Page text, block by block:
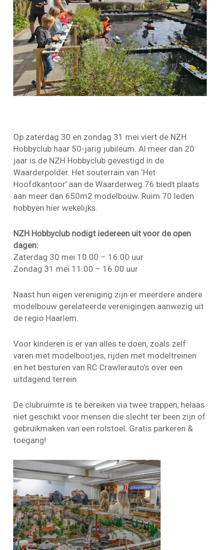
Op zaterdag 30 en zondag 31 mei viert de NZH
Hobbyclub haar 50-jarig jubileum. Al meer dan 20
jaar is de NZH Hobbyclub gevestigd in de
Waarderpolder. Het souterrain van ‘Het
Hoofdkantoor’ aan de Waarderweg 76 biedt plaats
aan meer dan 650m2 modelbouw. Ruim 70 leden
hobbyen hier wekelijks.
NZH Hobbyclub nodigt iedereen uit voor de open
dagen:
Zaterdag 30 mei 10.00 – 16.00 uur
Zondag 31 mei 11.00 – 16.00 uur
Naast hun eigen vereniging zijn er meerdere andere
modelbouw gerelateerde verenigingen aanwezig uit
de regio Haarlem.
Voor kinderen is er van alles te doen, zoals zelf
varen met modelbootjes, rijden met modeltreinen
en het besturen van RC Crawlerauto’s over een
uitdagend terrein.
De clubruimte is te bereiken via twee trappen, helaas
niet geschikt voor mensen die slecht ter been zijn of
gebruikmaken van een rolstoel. Gratis parkeren &
toegang!